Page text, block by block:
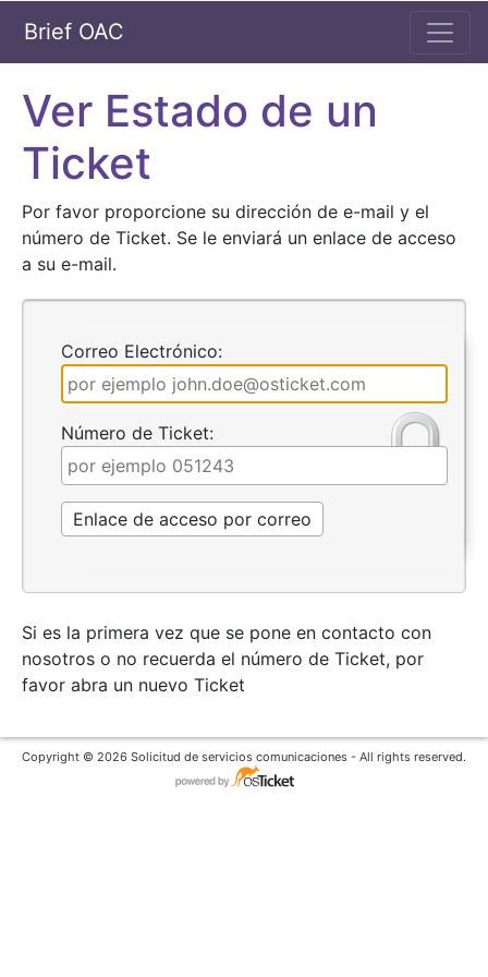
Brief OAC
Ver Estado de un
Ticket
Por favor proporcione su dirección de e-mail y el
número de Ticket. Se le enviará un enlace de acceso
a su e-mail.
Correo Electrónico:
Número de Ticket:
Si es la primera vez que se pone en contacto con
nosotros o no recuerda el número de Ticket, por
favor abra un nuevo Ticket
Copyright © 2026 Solicitud de servicios comunicaciones - All rights reserved.